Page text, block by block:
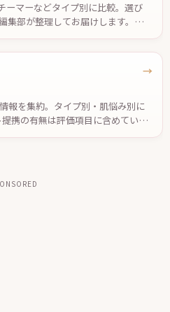
ーマーなどタイプ別に比較。選び
集部が整理してお届けします。効
報を集約。タイプ別・肌悩み別に
携の有無は評価項目に含めていま
→